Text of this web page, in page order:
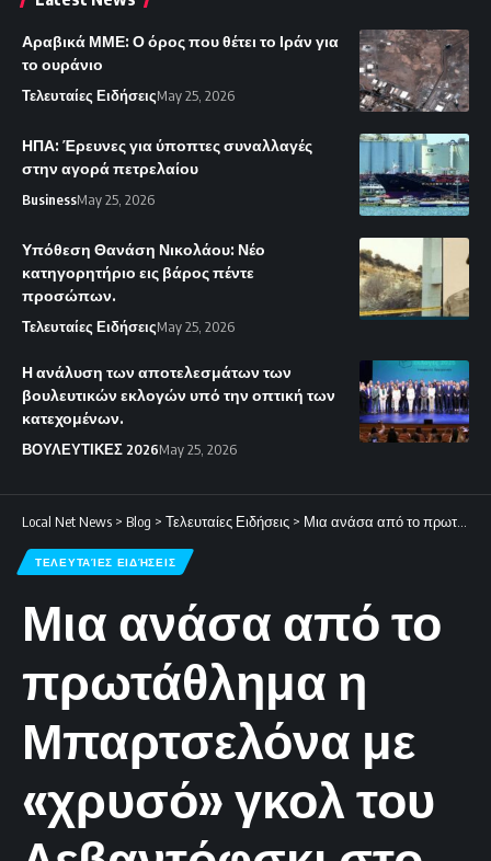
Αραβικά ΜΜΕ: Ο όρος που θέτει το Ιράν για
το ουράνιο
Τελευταίες ΕιδήσειςMay 25, 2026
ΗΠΑ: Έρευνες για ύποπτες συναλλαγές
στην αγορά πετρελαίου
BusinessMay 25, 2026
Υπόθεση Θανάση Νικολάου: Νέο
κατηγορητήριο εις βάρος πέντε
προσώπων.
Τελευταίες ΕιδήσειςMay 25, 2026
Η ανάλυση των αποτελεσμάτων των
βουλευτικών εκλογών υπό την οπτική των
κατεχομένων.
ΒΟΥΛΕΥΤΙΚΕΣ 2026May 25, 2026
Local Net News > Blog > Τελευταίες Ειδήσεις > Μια ανάσα από το πρωτάθλημα η Μπαρτσελόνα με «χρυσό» γκολ του Λεβαντόφσκι στο 87′
ΤΕΛΕΥΤΑΊΕΣ ΕΙΔΉΣΕΙΣ
Μια ανάσα από το
πρωτάθλημα η
Μπαρτσελόνα με
«χρυσό» γκολ του